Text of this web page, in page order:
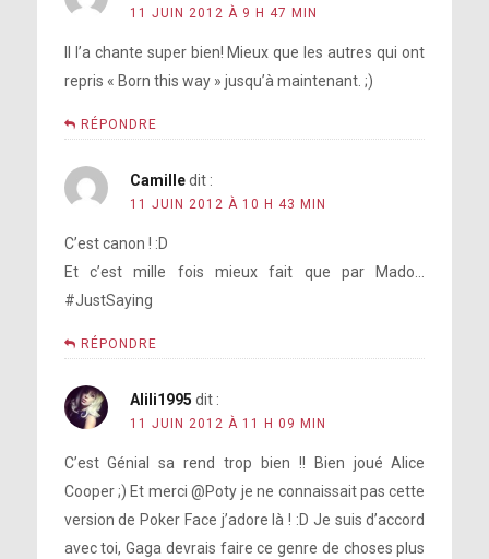
11 JUIN 2012 À 9 H 47 MIN
Il l’a chante super bien! Mieux que les autres qui ont
repris « Born this way » jusqu’à maintenant. ;)
RÉPONDRE
Camille dit :
11 JUIN 2012 À 10 H 43 MIN
C’est canon ! :D
Et c’est mille fois mieux fait que par Mado…
#JustSaying
RÉPONDRE
Alili1995 dit :
11 JUIN 2012 À 11 H 09 MIN
C’est Génial sa rend trop bien !! Bien joué Alice
Cooper ;) Et merci @Poty je ne connaissait pas cette
version de Poker Face j’adore là ! :D Je suis d’accord
avec toi, Gaga devrais faire ce genre de choses plus